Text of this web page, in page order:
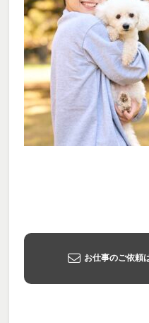
お仕事のご依頼